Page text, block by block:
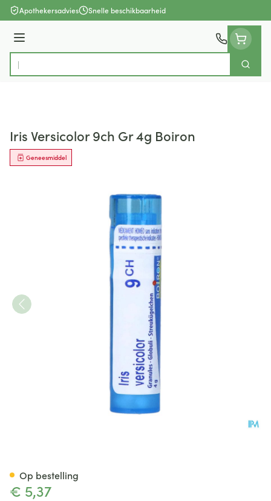
Ga naar de inhoud
Apothekersadvies Snelle beschikbaarheid
Menu
Product, merk, categorie...
Zoek
Iris Versicolor 9ch Gr 4g Boiron
Geneesmiddel
€ 5,37
Op bestelling